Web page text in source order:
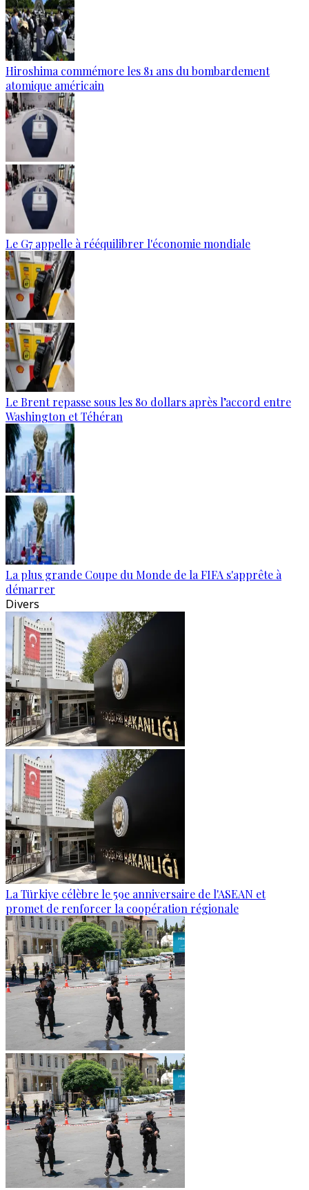
Hiroshima commémore les 81 ans du bombardement
atomique américain
Le G7 appelle à rééquilibrer l'économie mondiale
Le Brent repasse sous les 80 dollars après l’accord entre
Washington et Téhéran
La plus grande Coupe du Monde de la FIFA s'apprête à
démarrer
Divers
La Türkiye célèbre le 59e anniversaire de l'ASEAN et
promet de renforcer la coopération régionale